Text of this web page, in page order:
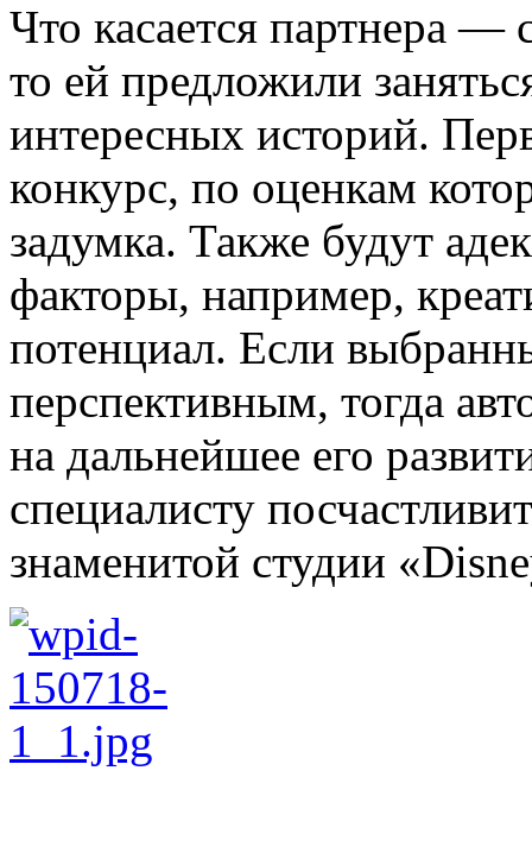
Что касается партнера
то ей предложили
интересных историй.
конкурс, по оценкам
задумка. Также будут
факторы, например,
потенциал. Если
перспективным, тогда
на дальнейшее его
специалисту
знаменитой студии